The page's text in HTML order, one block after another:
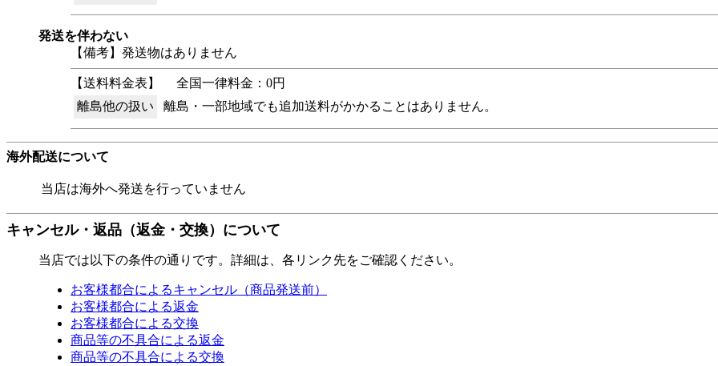
発送を伴わない
【備考】発送物はありません
【送料料金表】
全国一律料金：0円
離島他の扱い
離島・一部地域でも追加送料がかかることはありません。
海外配送について
当店は海外へ発送を行っていません
キャンセル・返品（返金・交換）について
当店では以下の条件の通りです。詳細は、各リンク先をご確認ください。
お客様都合によるキャンセル（商品発送前）
お客様都合による返金
お客様都合による交換
商品等の不具合による返金
商品等の不具合による交換